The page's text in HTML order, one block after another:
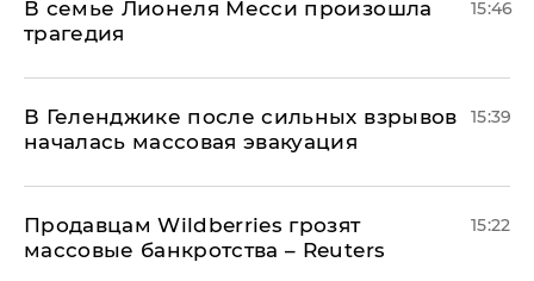
В семье Лионеля Месси произошла
трагедия
15:46
В Геленджике после сильных взрывов
началась массовая эвакуация
15:39
Продавцам Wildberries грозят
массовые банкротства – Reuters
15:22